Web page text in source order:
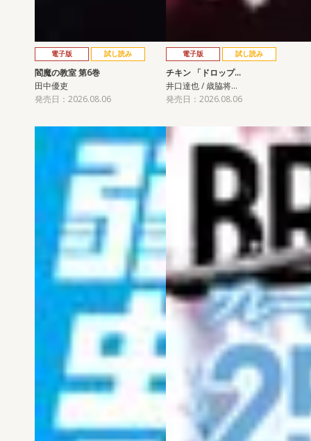
電子版 試し読み
閻魔の教室 第6巻
田中優吏
発売日：2026.08.06
電子版 試し読み
チキン 「ドロップ…
井口達也 / 歳脇将…
発売日：2026.08.06